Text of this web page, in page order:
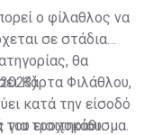
ο φίλαθλος να
σε στάδια
θα
Κάρτα Φιλάθλου,
κατά την είσοδό
εισιτηρίου.
για τροχοκάθισμα.